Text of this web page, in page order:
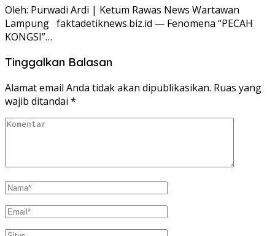
Oleh: Purwadi Ardi | Ketum Rawas News Wartawan
Lampung faktadetiknews.biz.id — Fenomena “PECAH
KONGSI”…
Tinggalkan Balasan
Alamat email Anda tidak akan dipublikasikan. Ruas yang
wajib ditandai *